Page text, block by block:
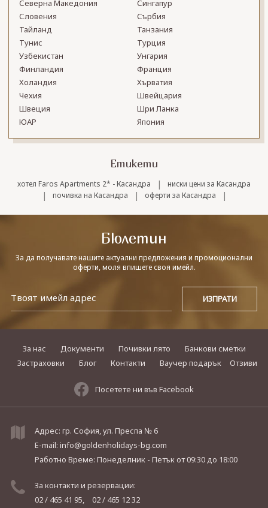
Северна Македония
Сингапур
Словения
Сърбия
Тайланд
Танзания
Тунис
Турция
Узбекистан
Унгария
Финландия
Франция
Холандия
Хърватия
Чехия
Швейцария
Швеция
Шри Ланка
ЮАР
Япония
Етикети
хотел Faros Apartments 2* - Касандра | ниски цени за Касандра
| почивка на Касандра | оферти за Касандра |
Бюлетин
За да получавате нашите актуални предложения и промоционални
оферти, моля впишете своя имейл.
За нас Документи Почивки лято
Банкови сметки
Застраховки
Блог Контакти Ваучер подарък Отзиви
Посетете ни във Facebook
Адрес: гр. София, ул. Преспа № 6
E-mail: info@goldenholidays-bg.com
Работно Време: Понеделник - Петъкот 09:30 до 18:00
За контакти и резервации:
02 / 465 41 95,
02 / 465 12 32